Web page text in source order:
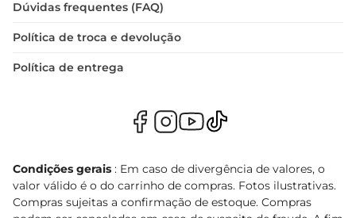
Dúvidas frequentes (FAQ)
Política de troca e devolução
Política de entrega
Condições gerais : Em caso de divergência de valores, o
valor válido é o do carrinho de compras. Fotos ilustrativas.
Compras sujeitas a confirmação de estoque. Compras